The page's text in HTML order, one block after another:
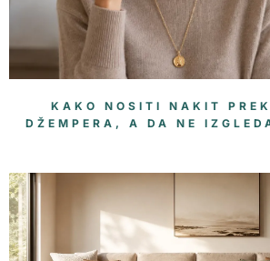
KAKO NOSITI NAKIT
DŽEMPERA, A DA NE